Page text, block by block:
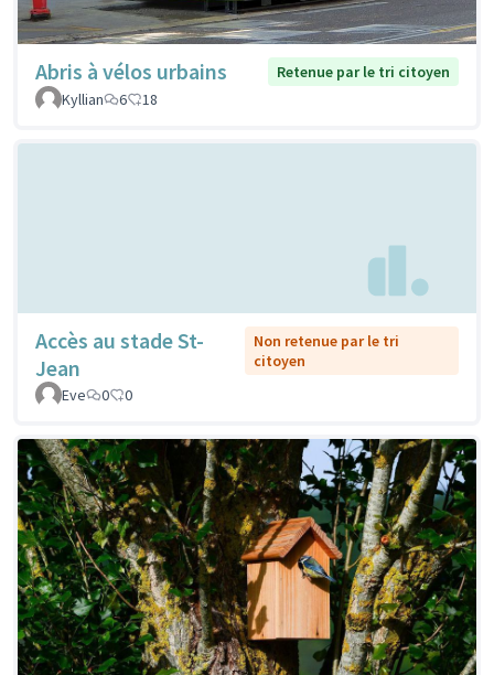
Abris à vélos urbains
Retenue par le tri citoyen
Kyllian
6 18
Accès au stade St-
Jean
Non retenue par le tri
citoyen
Eve
0 0